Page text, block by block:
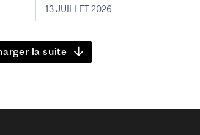
13 JUILLET 2026
la suite